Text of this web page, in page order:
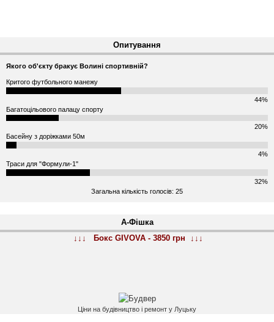
Опитування
Якого об'єкту бракує Волині спортивній?
Критого футбольного манежу
44%
Багатоцільового палацу спорту
20%
Басейну з доріжками 50м
4%
Траси для "Формули-1"
32%
Загальна кількість голосів: 25
А-Фішка
↓↓↓ Бокс GIVOVA - 3850 грн ↓↓↓
Ціни на будівництво і ремонт у Луцьку